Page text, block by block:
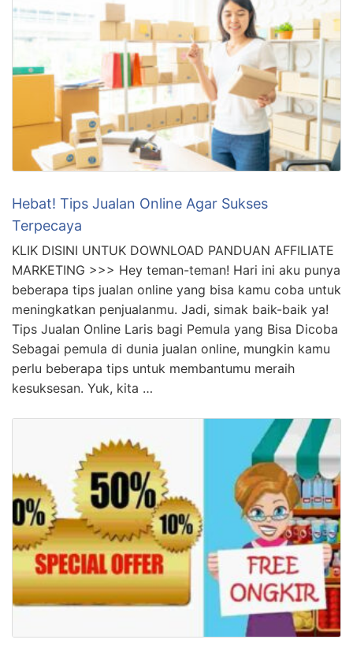
Hebat! Tips Jualan Online Agar Sukses
Terpecaya
KLIK DISINI UNTUK DOWNLOAD PANDUAN AFFILIATE
MARKETING >>> Hey teman-teman! Hari ini aku punya
beberapa tips jualan online yang bisa kamu coba untuk
meningkatkan penjualanmu. Jadi, simak baik-baik ya!
Tips Jualan Online Laris bagi Pemula yang Bisa Dicoba
Sebagai pemula di dunia jualan online, mungkin kamu
perlu beberapa tips untuk membantumu meraih
kesuksesan. Yuk, kita …